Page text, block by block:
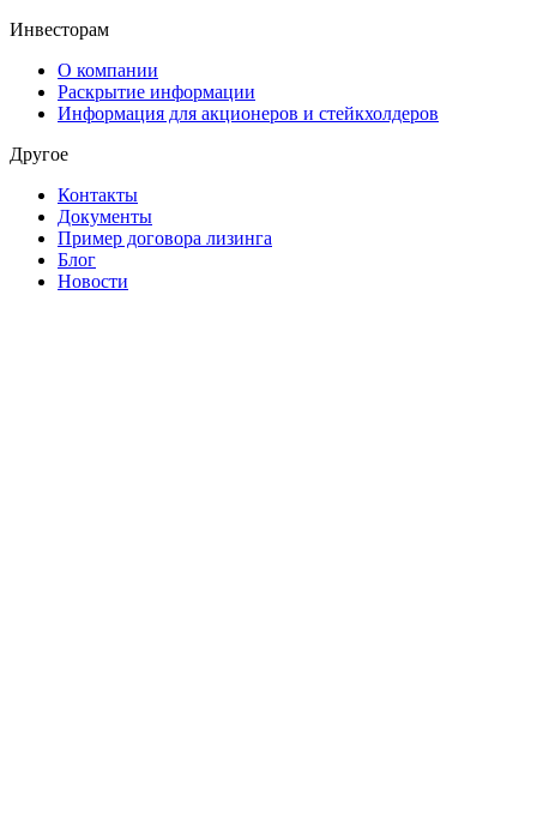
Инвесторам
О компании
Раскрытие информации
Информация для акционеров и стейкхолдеров
Другое
Контакты
Документы
Пример договора лизинга
Блог
Новости